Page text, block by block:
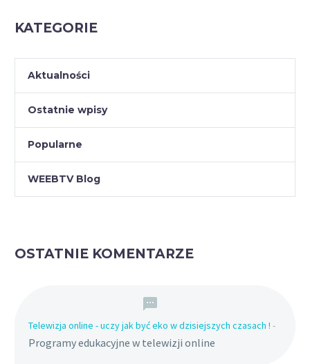
KATEGORIE
Aktualności
Ostatnie wpisy
Popularne
WEEBTV Blog
OSTATNIE KOMENTARZE
Telewizja online - uczy jak być eko w dzisiejszych czasach ! -
Programy edukacyjne w telewizji online